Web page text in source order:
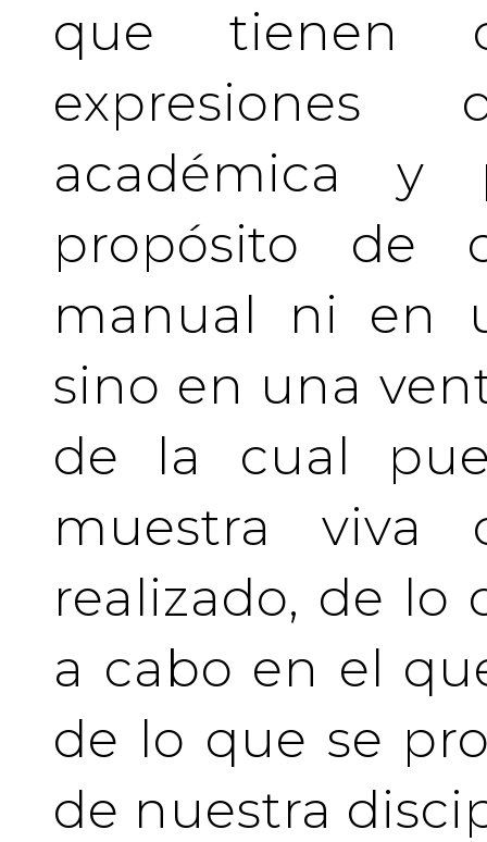
que tienen
académica y
propósito de
manual ni en
sino en una
de la cual
muestra
realizado, de lo
a cabo en el
de lo que se
de nuestra